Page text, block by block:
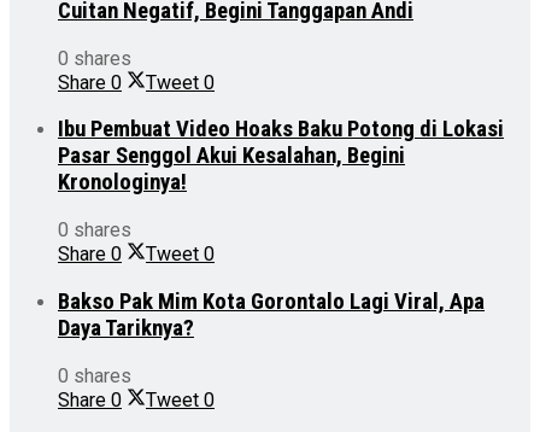
Cuitan Negatif, Begini Tanggapan Andi
0 shares
Share 0 Tweet 0
Ibu Pembuat Video Hoaks Baku Potong di Lokasi
Pasar Senggol Akui Kesalahan, Begini
Kronologinya!
0 shares
Share 0 Tweet 0
Bakso Pak Mim Kota Gorontalo Lagi Viral, Apa
Daya Tariknya?
0 shares
Share 0 Tweet 0